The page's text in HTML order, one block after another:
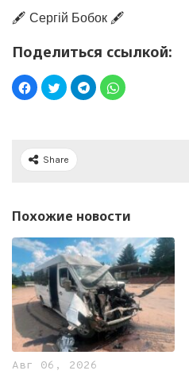
🖋️ Сергій Бобок 🖋️
Поделиться ссылкой:
Share
Похожие новости
Авг 06, 2026